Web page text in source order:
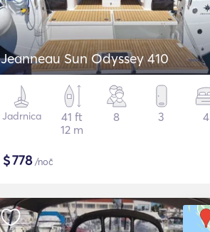
Jeanneau Sun Odyssey 410
Jadrnica
41 ft
12 m
8 3 4
$778/noč